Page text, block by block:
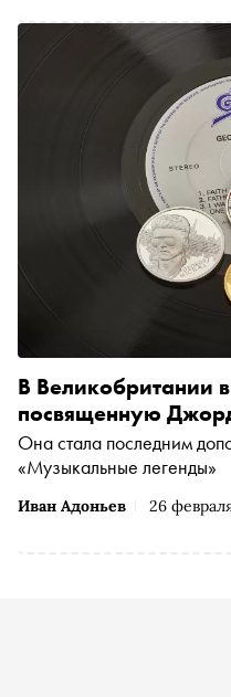
все эти вопросы
Иван Адоньев 26
В Великобритании
посвященную
Она стала последним
«Музыкальные легенды»